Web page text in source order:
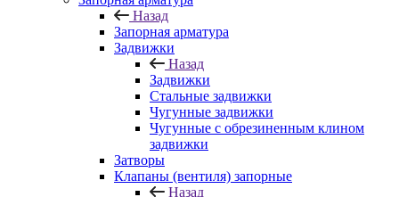
Назад
Запорная арматура
Задвижки
Назад
Задвижки
Стальные задвижки
Чугунные задвижки
Чугунные с обрезиненным клином
задвижки
Затворы
Клапаны (вентиля) запорные
Назад